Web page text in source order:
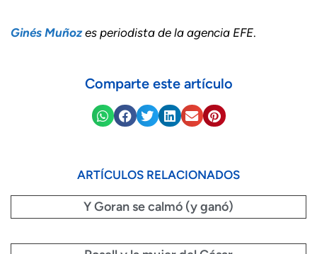
Ginés Muñozes periodista de la agencia EFE.
Comparte este artículo
ARTÍCULOS RELACIONADOS
Y Goran se calmó (y ganó)